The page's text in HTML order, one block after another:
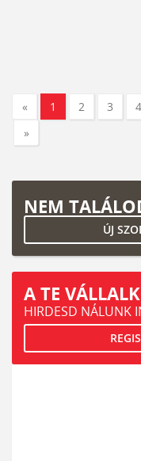
« 1 2 3 4
»
NEM
ÚJ
A TE
HIRDESD NÁLUNK